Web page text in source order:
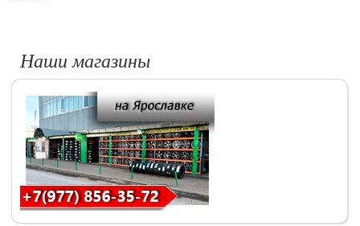
Наши магазины